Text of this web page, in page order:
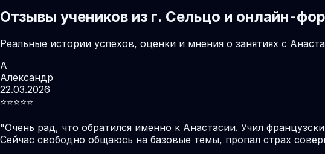
Отзывы учеников из г. Сельцо и онлайн-
Реальные истории успехов, оценки и мнения о занятиях с
А
Александр
22.03.2026
⭐️⭐️⭐️⭐️⭐️
"Очень рад, что обратился именно к Анастасии. Учил
Сейчас свободно общаюсь на базовые темы, пропал страх